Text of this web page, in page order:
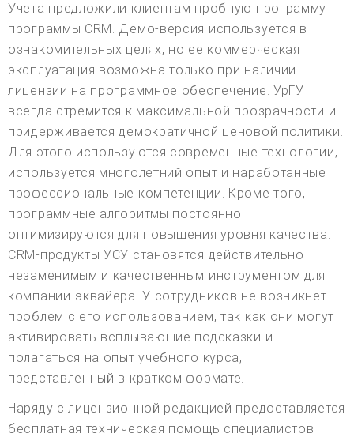
Учета предложили клиентам пробную программу
программы CRM. Демо-версия используется в
ознакомительных целях, но ее коммерческая
эксплуатация возможна только при наличии
лицензии на программное обеспечение. УрГУ
всегда стремится к максимальной прозрачности и
придерживается демократичной ценовой политики.
Для этого используются современные технологии,
используется многолетний опыт и наработанные
профессиональные компетенции. Кроме того,
программные алгоритмы постоянно
оптимизируются для повышения уровня качества.
CRM-продукты УСУ становятся действительно
незаменимым и качественным инструментом для
компании-эквайера. У сотрудников не возникнет
проблем с его использованием, так как они могут
активировать всплывающие подсказки и
полагаться на опыт учебного курса,
представленный в кратком формате.
Наряду с лицензионной редакцией предоставляется
бесплатная техническая помощь специалистов